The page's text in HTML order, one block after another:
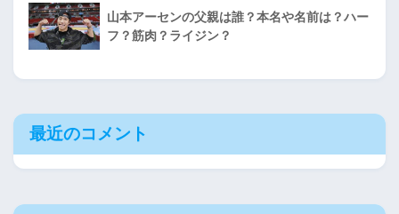
山本アーセンの父親は誰？本名や名前は？ハー
フ？筋肉？ライジン？
最近のコメント